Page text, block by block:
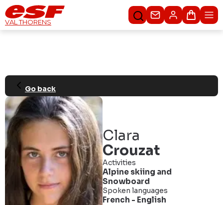
VAL THORENS Contacteer ons
Go back
Clara
Crouzat
Activities
Alpine skiing and
Snowboard
Spoken languages
French - English